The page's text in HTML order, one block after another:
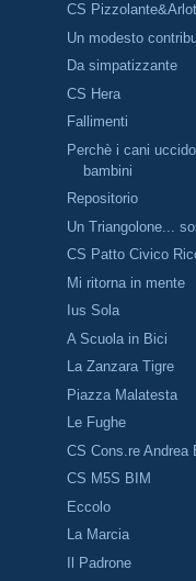
CS
Un modesto
Da simpatizzante
CS Hera
Fallimenti
Perchè i cani
bambini
Repositorio
Un Triangolone...
CS Patto Civico
Mi ritorna in mente
Ius Sola
A Scuola in Bici
La Zanzara Tigre
Piazza Malatesta
Le Fughe
CS Cons.re Andrea
CS M5S BIM
Eccolo
La Marcia
Il Padrone